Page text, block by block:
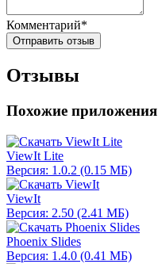
Комментарий*
Отправить отзыв
Отзывы
Похожие приложения
ViewIt Lite
Версия: 1.0.2 (0.15 МБ)
ViewIt
Версия: 2.50 (2.41 МБ)
Phoenix Slides
Версия: 1.4.0 (0.41 МБ)